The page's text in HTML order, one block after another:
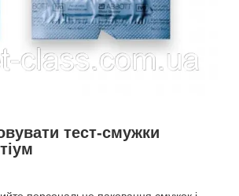
тест-смужки